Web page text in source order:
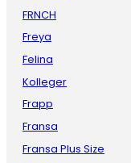
FRNCH
Freya
Felina
Kolleger
Frapp
Fransa
Fransa Plus Size